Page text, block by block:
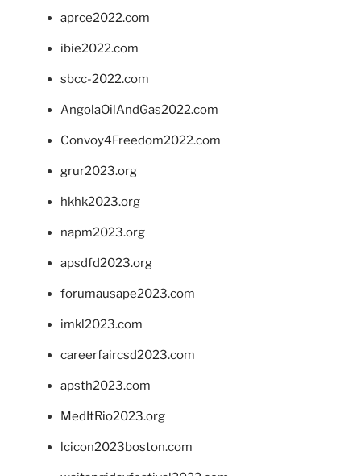
aprce2022.com
ibie2022.com
sbcc-2022.com
AngolaOilAndGas2022.com
Convoy4Freedom2022.com
grur2023.org
hkhk2023.org
napm2023.org
apsdfd2023.org
forumausape2023.com
imkl2023.com
careerfaircsd2023.com
apsth2023.com
MedItRio2023.org
lcicon2023boston.com